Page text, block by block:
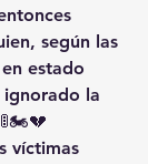
según las
estado
ignorado la
víctimas